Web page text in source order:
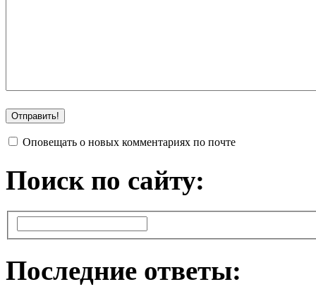
Оповещать о новых комментариях по почте
Поиск по сайту:
Последние ответы: